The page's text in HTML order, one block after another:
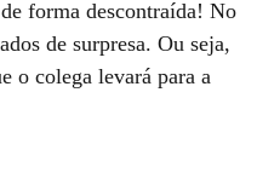
forma descontraída! No
de surpresa. Ou seja,
o colega levará para a